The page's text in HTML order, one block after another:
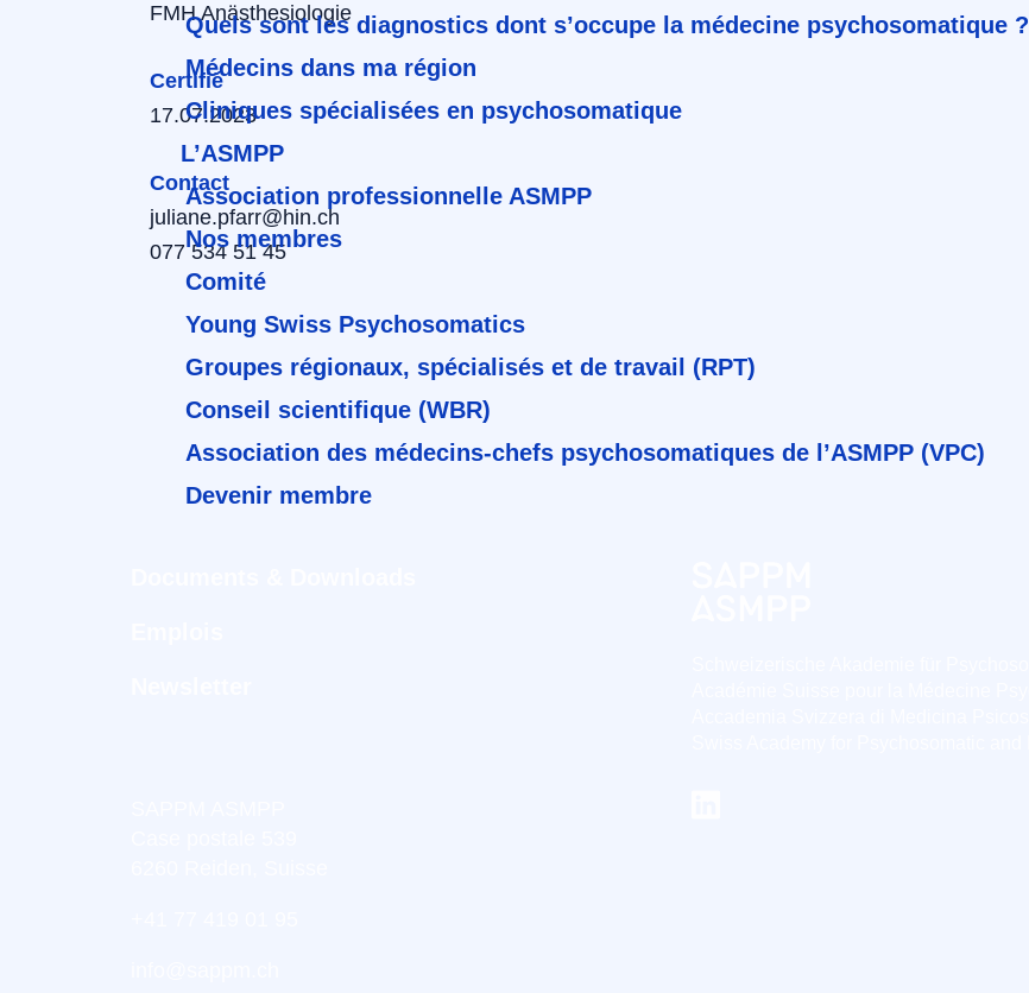
Quels sont les diagnostics dont s’occupe la médecine psychosomatique ?
Médecins dans ma région
Cliniques spécialisées en psychosomatique
L’ASMPP
Association professionnelle ASMPP
Nos membres
Comité
Young Swiss Psychosomatics
Groupes régionaux, spécialisés et de travail (RPT)
Conseil scientifique (WBR)
Association des médecins-chefs psychosomatiques de l’ASMPP (VPC)
Devenir membre
FMH Anästhesiologie
Certifié
17.07.2023
Contact
juliane.pfarr@hin.ch
077 534 51 45